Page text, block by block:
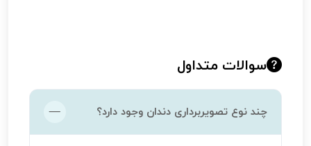
سوالات متداول
چند نوع تصویربرداری دندان وجود دارد؟